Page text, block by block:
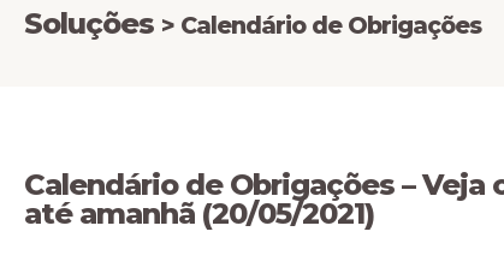
Soluções > Calendário de Obrigações
Calendário de Obrigações – Veja
até amanhã (20/05/2021)